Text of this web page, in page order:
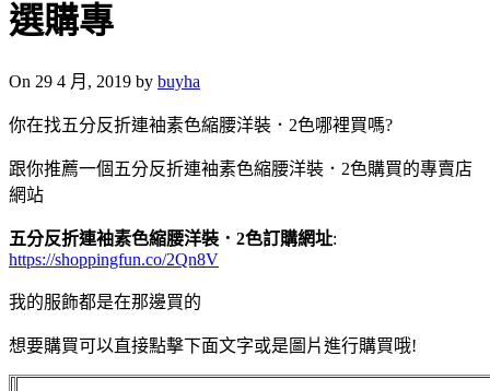
選購專
On 29 4 月, 2019 by buyha
你在找五分反折連袖素色縮腰洋裝．2色哪裡買嗎?
跟你推薦一個五分反折連袖素色縮腰洋裝．2色購買的專賣店
網站
五分反折連袖素色縮腰洋裝．2色訂購網址:
https://shoppingfun.co/2Qn8V
我的服飾都是在那邊買的
想要購買可以直接點擊下面文字或是圖片進行購買哦!